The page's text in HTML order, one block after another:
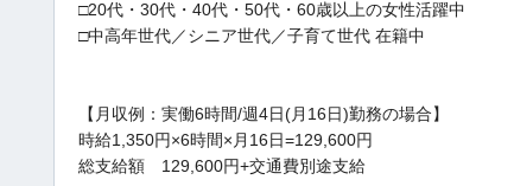
□20代・30代・40代・50代・60歳以上の女性活躍中
□中高年世代／シニア世代／子育て世代 在籍中
【月収例：実働6時間/週4日(月16日)勤務の場合】
時給1,350円×6時間×月16日=129,600円
総支給額 129,600円+交通費別途支給